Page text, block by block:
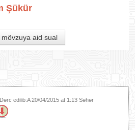
Şükür
mövzuya aid sual
edilib:A20/04/2015 at 1:13 Səhər